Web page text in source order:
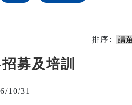
排序:
募及培訓
10/31